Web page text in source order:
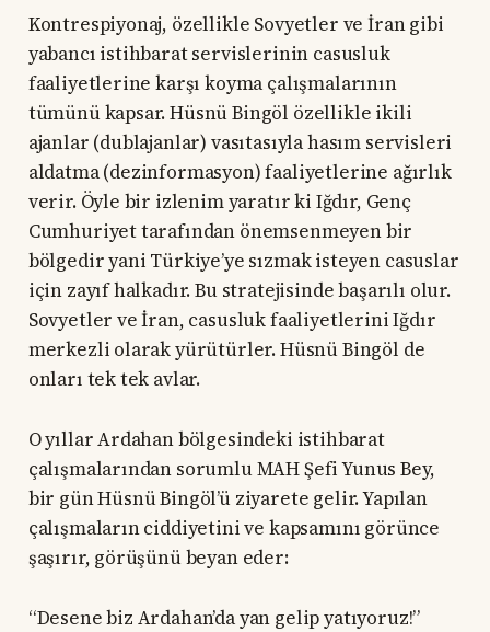
Kontrespiyonaj, özellikle Sovyetler ve İran gibi
yabancı istihbarat servislerinin casusluk
faaliyetlerine karşı koyma çalışmalarının
tümünü kapsar. Hüsnü Bingöl özellikle ikili
ajanlar (dublajanlar) vasıtasıyla hasım servisleri
aldatma (dezinformasyon) faaliyetlerine ağırlık
verir. Öyle bir izlenim yaratır ki Iğdır, Genç
Cumhuriyet tarafından önemsenmeyen bir
bölgedir yani Türkiye’ye sızmak isteyen casuslar
için zayıf halkadır. Bu stratejisinde başarılı olur.
Sovyetler ve İran, casusluk faaliyetlerini Iğdır
merkezli olarak yürütürler. Hüsnü Bingöl de
onları tek tek avlar.
O yıllar Ardahan bölgesindeki istihbarat
çalışmalarından sorumlu MAH Şefi Yunus Bey,
bir gün Hüsnü Bingöl’ü ziyarete gelir. Yapılan
çalışmaların ciddiyetini ve kapsamını görünce
şaşırır, görüşünü beyan eder:
“Desene biz Ardahan’da yan gelip yatıyoruz!”